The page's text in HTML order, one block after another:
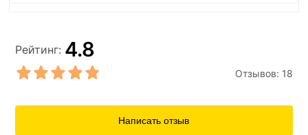
Рейтинг: 4.8
Отзывов: 18
Написать отзыв